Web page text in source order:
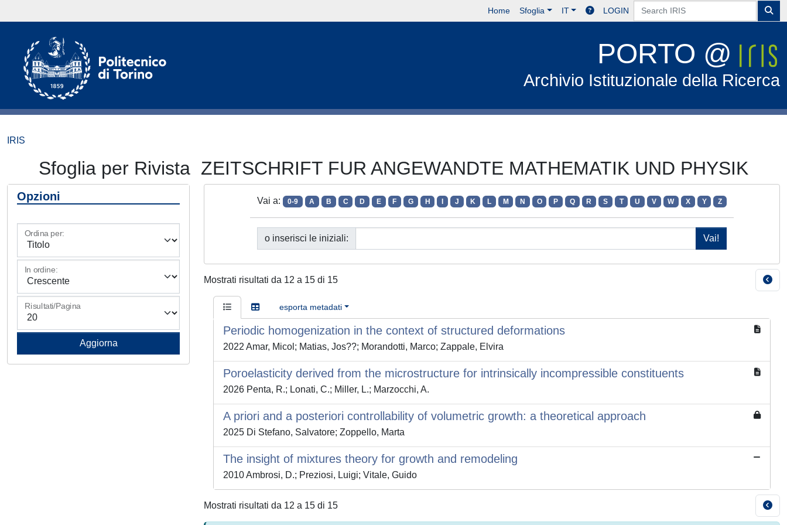
Home Sfoglia IT LOGIN
PORTO @
Archivio Istituzionale della Ricerca
IRIS
Sfoglia per Rivista ZEITSCHRIFT FUR ANGEWANDTE MATHEMATIK UND PHYSIK
Opzioni
Ordina per:
In ordine:
Risultati/Pagina
Vai a: 0-9 A B C D E F G H J K L M N O P Q R S T U V W X Y Z
o inserisci le iniziali:
Mostrati risultati da 12 a 15 di 15
esporta metadati
Periodic homogenization in the context of structured deformations
2022 Amar, Micol; Matias, Jos??; Morandotti, Marco; Zappale, Elvira
Poroelasticity derived from the microstructure for intrinsically incompressible constituents
2026 Penta, R.; Lonati, C.; Miller, L.; Marzocchi, A.
A priori and a posteriori controllability of volumetric growth: a theoretical approach
2025 Di Stefano, Salvatore; Zoppello, Marta
The insight of mixtures theory for growth and remodeling
2010 Ambrosi, D.; Preziosi, Luigi; Vitale, Guido
Mostrati risultati da 12 a 15 di 15